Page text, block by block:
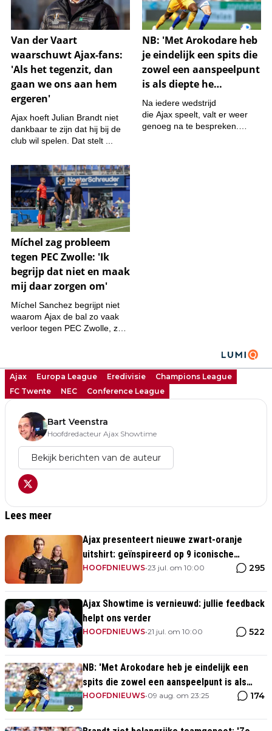
Ajax Europa League Eredivisie
Champions League
FC Twente
NEC Conference League
Bart Veenstra
Hoofdredacteur Ajax Showtime
Bekijk berichten van de auteur
Lees meer
Ajax presenteert nieuwe zwart-oranje
uitshirt: geïnspireerd op 9 iconische
momenten uit clubhistorie
HOOFDNIEUWS•23 jul. om 10:00 295
Ajax Showtime is vernieuwd: jullie feedback
helpt ons verder
HOOFDNIEUWS•21 jul. om 10:00 522
NB: 'Met Arokodare heb je eindelijk een
spits die zowel een aanspeelpunt is als
diepte heeft'
HOOFDNIEUWS•09 aug. om 23:25 174